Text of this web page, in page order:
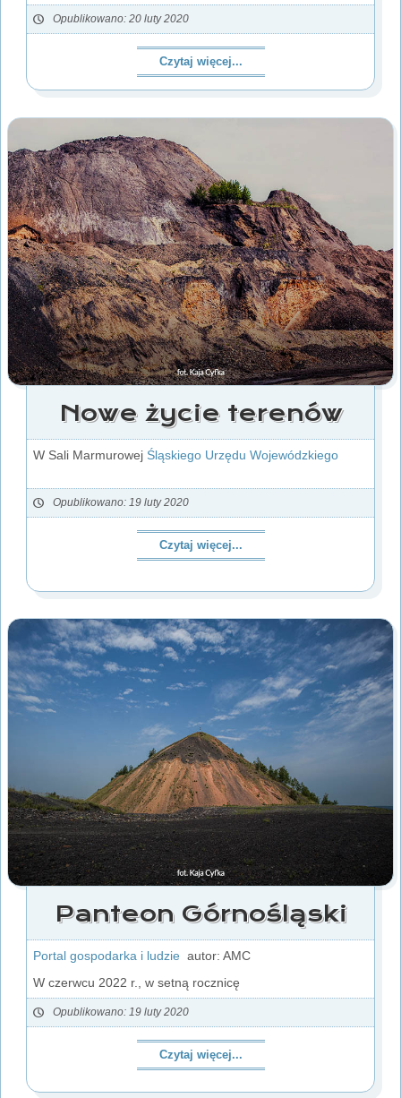
Opublikowano: 20 luty 2020
Czytaj więcej...
Nowe życie terenów
W Sali Marmurowej Śląskiego Urzędu Wojewódzkiego
Opublikowano: 19 luty 2020
Czytaj więcej...
Panteon Górnośląski
Portal gospodarka i ludzie autor: AMC
W czerwcu 2022 r., w setną rocznicę
Opublikowano: 19 luty 2020
Czytaj więcej...